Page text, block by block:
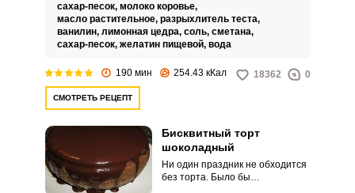
сахар-песок, молоко коровье,
масло растительное, разрыхлитель теста,
ванилин, лимонная цедра, соль, сметана,
сахар-песок, желатин пищевой, вода
190 мин 254.43 кКал 18362 0
СМОТРЕТЬ РЕЦЕПТ
Бисквитный торт
шоколадный
Ни один праздник не обходится
без торта. Было бы